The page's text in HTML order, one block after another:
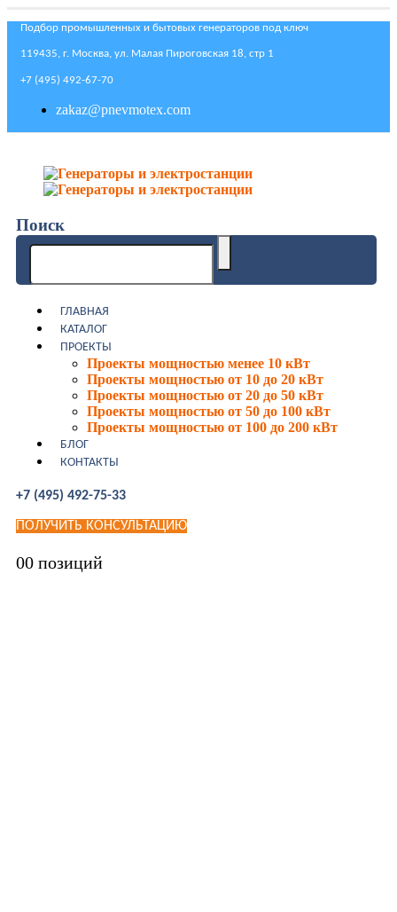
Подбор промышленных и бытовых генераторов под ключ
119435, г. Москва, ул. Малая Пироговская 18, стр 1
+7 (495) 492-67-70
zakaz@pnevmotex.com
Поиск
ГЛАВНАЯ
КАТАЛОГ
ПРОЕКТЫ
Проекты мощностью менее 10 кВт
Проекты мощностью от 10 до 20 кВт
Проекты мощностью от 20 до 50 кВт
Проекты мощностью от 50 до 100 кВт
Проекты мощностью от 100 до 200 кВт
БЛОГ
КОНТАКТЫ
+7 (495) 492-75-33
ПОЛУЧИТЬ КОНСУЛЬТАЦИЮ
00 позиций